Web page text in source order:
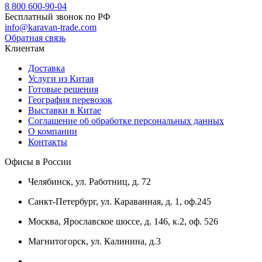
8 800 600-90-04
Бесплатный звонок по РФ
info@karavan-trade.com
Обратная связь
Клиентам
Доставка
Услуги из Китая
Готовые решения
География перевозок
Выставки в Китае
Соглашение об обработке персональных данных
О компании
Контакты
Офисы в России
Челябинск, ул. Работниц, д. 72
Санкт-Петербург, ул. Караванная, д. 1, оф.245
Москва, Ярославское шоссе, д. 146, к.2, оф. 526
Магнитогорск, ул. Калинина, д.3